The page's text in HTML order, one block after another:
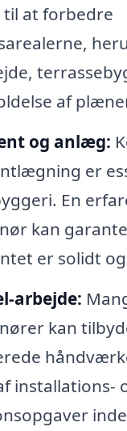
at forbedre
af
og anlæg:
er
En
kan
er solidt
arbejde:
kan
installations-